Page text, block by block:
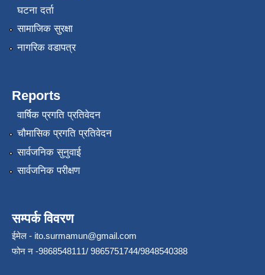
घटना दर्ता
सामाजिक सुरक्षा
नागरिक वडापत्र
Reports
वार्षिक प्रगति प्रतिवेदन
चौमासिक प्रगति प्रतिवेदन
सार्वजनिक सुनुवाई
सार्वजनिक परीक्षण
सम्पर्क विवरण
ईमेल - ito.surmamun@gmail.com
फोन न -9868548111/ 9865751744/9848540388